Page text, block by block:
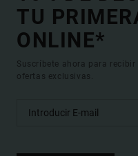
TU
ONLINE*
Suscríbete ahora para
ofertas exclusivas.